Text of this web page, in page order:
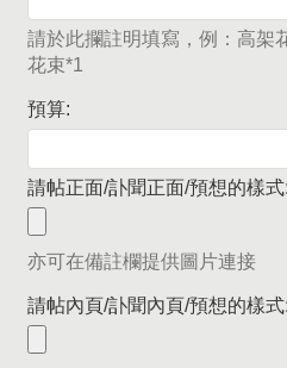
請於此攔註明填寫，例：高架
花束*1
預算:
請帖正面/訃聞正面/預想的樣式:
亦可在備註欄提供圖片連接
請帖內頁/訃聞內頁/預想的樣式: